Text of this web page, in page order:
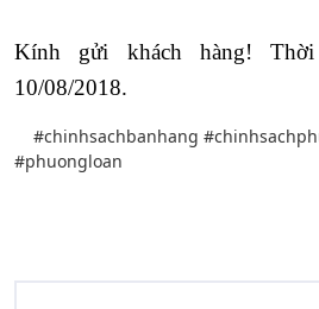
Kính gửi khách hàng!
10/08/2018.
#chinhsachbanhang
#phuongloan